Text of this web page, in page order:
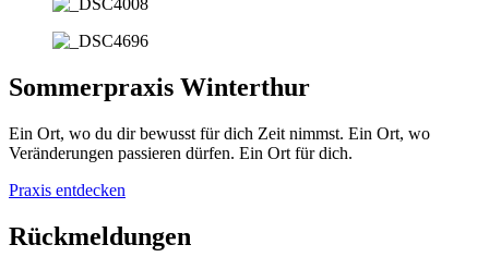
Sommerpraxis Winterthur
Ein Ort, wo du dir bewusst für dich Zeit nimmst. Ein Ort, wo
Veränderungen passieren dürfen. Ein Ort für dich.
Praxis entdecken
Rückmeldungen